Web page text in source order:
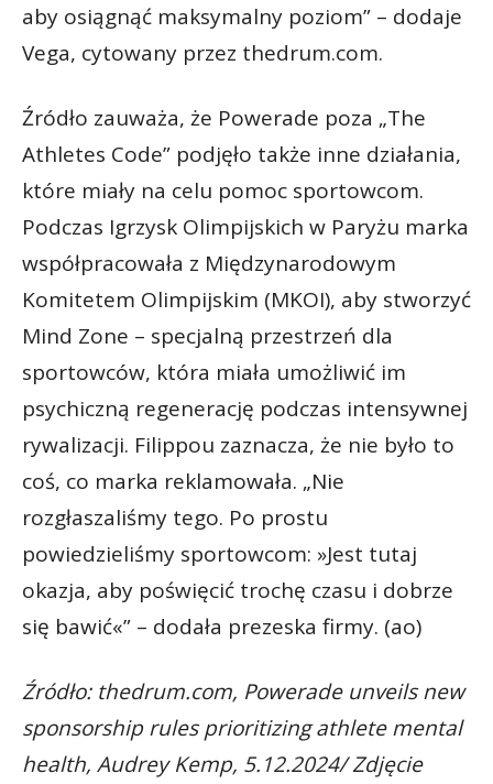
aby osiągnąć maksymalny poziom” – dodaje
Vega, cytowany przez thedrum.com.
Źródło zauważa, że Powerade poza „The
Athletes Code” podjęło także inne działania,
które miały na celu pomoc sportowcom.
Podczas Igrzysk Olimpijskich w Paryżu marka
współpracowała z Międzynarodowym
Komitetem Olimpijskim (MKOI), aby stworzyć
Mind Zone – specjalną przestrzeń dla
sportowców, która miała umożliwić im
psychiczną regenerację podczas intensywnej
rywalizacji. Filippou zaznacza, że nie było to
coś, co marka reklamowała. „Nie
rozgłaszaliśmy tego. Po prostu
powiedzieliśmy sportowcom: »Jest tutaj
okazja, aby poświęcić trochę czasu i dobrze
się bawić«” – dodała prezeska firmy. (ao)
Źródło: thedrum.com, Powerade unveils new
sponsorship rules prioritizing athlete mental
health, Audrey Kemp, 5.12.2024/ Zdjęcie